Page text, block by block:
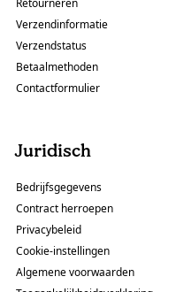
Retourneren
Verzendinformatie
Verzendstatus
Betaalmethoden
Contactformulier
Juridisch
Bedrijfsgegevens
Contract herroepen
Privacybeleid
Cookie-instellingen
Algemene voorwaarden